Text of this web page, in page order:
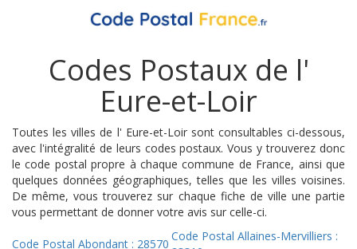
Codes Postaux de l'
Eure-et-Loir
Toutes les villes de l' Eure-et-Loir sont consultables ci-dessous,
avec l'intégralité de leurs codes postaux. Vous y trouverez donc
le code postal propre à chaque commune de France, ainsi que
quelques données géographiques, telles que les villes voisines.
De même, vous trouverez sur chaque fiche de ville une partie
vous permettant de donner votre avis sur celle-ci.
Code Postal Abondant : 28570
Code Postal Allaines-Mervilliers :